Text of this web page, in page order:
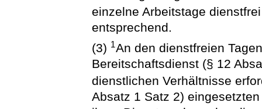
einzelne Arbeitstage
entsprechend.
(3) 1An den dienstfreien
Bereitschaftsdienst (§ 12
dienstlichen Verhältnisse
Absatz 1 Satz 2)